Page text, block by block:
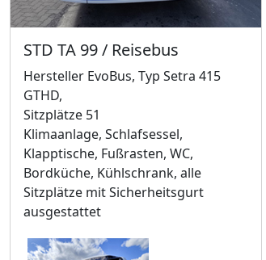
STD TA 99 / Reisebus
Hersteller EvoBus, Typ Setra 415
GTHD,
Sitzplätze 51
Klimaanlage, Schlafsessel,
Klapptische, Fußrasten, WC,
Bordküche, Kühlschrank, alle
Sitzplätze mit Sicherheitsgurt
ausgestattet